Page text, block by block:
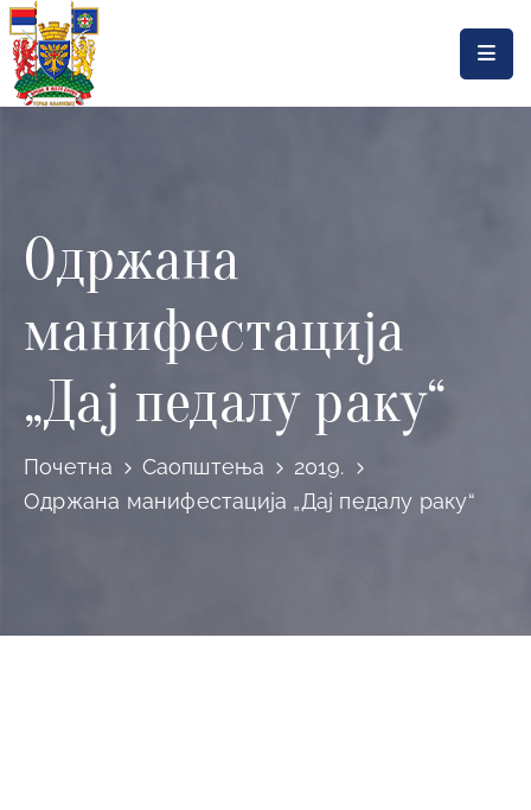
Насловна
Општинска
управа
Актуелности
Документа
Горњи
Милановац
Одржана
манифестација
„Дај педалу раку“
Почетна Саопштења
2019.
Одржана манифестација „Дај педалу раку“